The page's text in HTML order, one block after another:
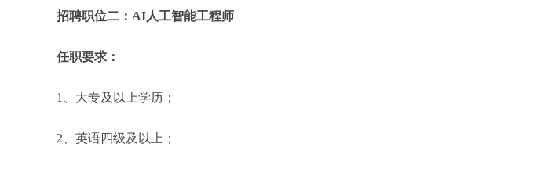
招聘职位二：AI人工智能工程师
任职要求：
1、大专及以上学历；
2、英语四级及以上；